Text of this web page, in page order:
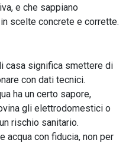
e che sappiano
scelte concrete e corrette.
casa significa smettere di
con dati tecnici.
ha un certo sapore,
gli elettrodomestici o
rischio sanitario.
acqua con fiducia, non per